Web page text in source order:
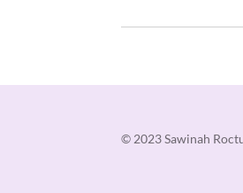
© 2023 Sawinah